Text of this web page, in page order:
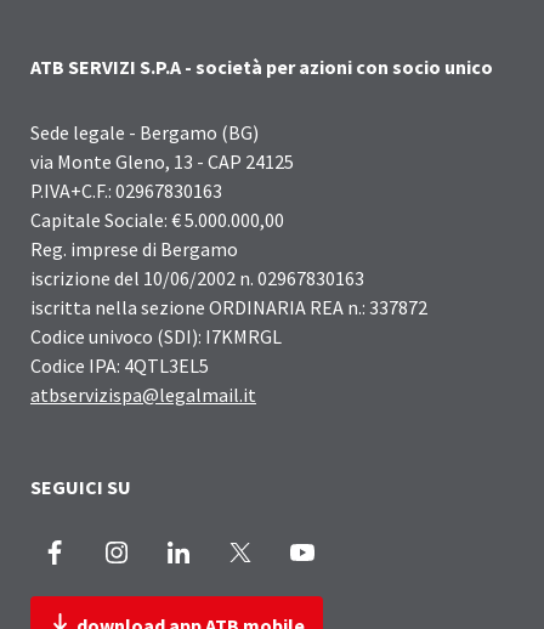
ATB SERVIZI S.P.A - società per azioni con socio unico
Sede legale - Bergamo (BG)
via Monte Gleno, 13 - CAP 24125
P.IVA+C.F.: 02967830163
Capitale Sociale: € 5.000.000,00
Reg. imprese di Bergamo
iscrizione del 10/06/2002 n. 02967830163
iscritta nella sezione ORDINARIA REA n.: 337872
Codice univoco (SDI): I7KMRGL
Codice IPA: 4QTL3EL5
atbservizispa@legalmail.it
SEGUICI SU
Facebook InstagramLinkedIn